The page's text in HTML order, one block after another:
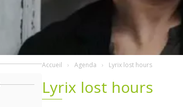
Accueil Agenda Lyrix lost hours
Lyrix lost hours